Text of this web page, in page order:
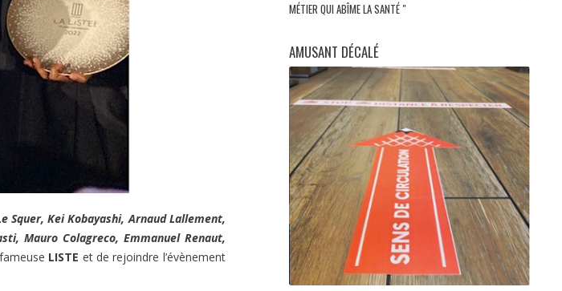
Squer, Kei Kobayashi, Arnaud Lallement,
Mauro Colagreco, Emmanuel Renaut,
LISTE et de rejoindre l’évènement
MÉTIER QUI ABÎME LA SANTÉ "
AMUSANT DÉCALÉ